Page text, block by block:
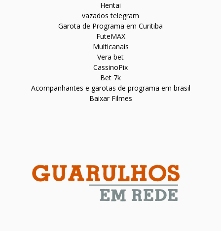
Hentai
vazados telegram
Garota de Programa em Curitiba
FuteMAX
Multicanais
Vera bet
CassinoPix
Bet 7k
Acompanhantes e garotas de programa em brasil
Baixar Filmes